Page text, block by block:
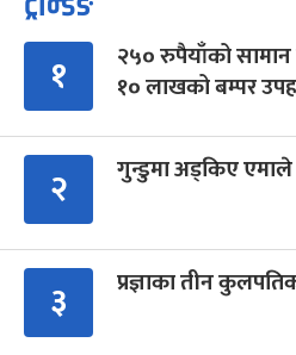
१
२५० रुपैयाँको
१० लाखको बम्पर
२ गुन्डुमा अड्किए एमाले
३ प्रज्ञाका तीन